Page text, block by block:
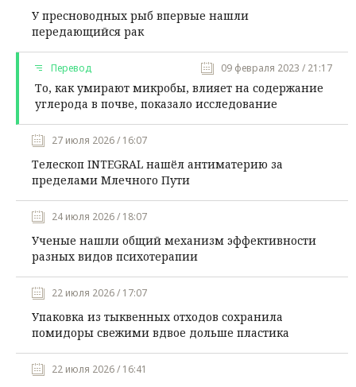
У пресноводных рыб впервые нашли
передающийся рак
Перевод 09 февраля 2023 / 21:17
То, как умирают микробы, влияет на содержание
углерода в почве, показало исследование
27 июля 2026 / 16:07
Телескоп INTEGRAL нашёл антиматерию за
пределами Млечного Пути
24 июля 2026 / 18:07
Ученые нашли общий механизм эффективности
разных видов психотерапии
22 июля 2026 / 17:07
Упаковка из тыквенных отходов сохранила
помидоры свежими вдвое дольше пластика
22 июля 2026 / 16:41